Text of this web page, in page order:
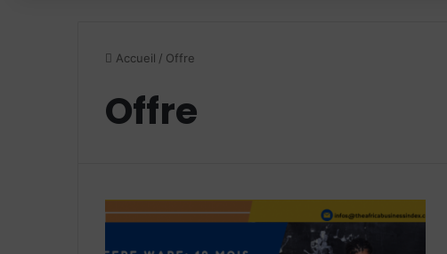
Accueil / Offre
Offre